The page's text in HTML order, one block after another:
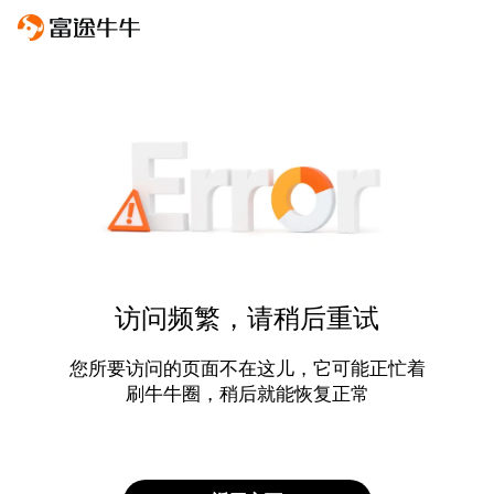
访问频繁，请稍后重试
您所要访问的页面不在这儿，它可能正忙着
刷牛牛圈，稍后就能恢复正常